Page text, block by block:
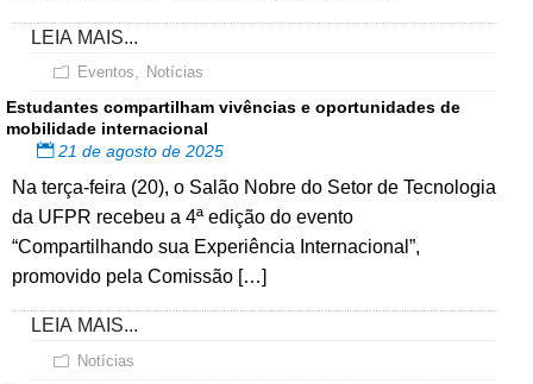
LEIA MAIS...
Eventos, Notícias
Estudantes compartilham vivências e oportunidades de
mobilidade internacional
21 de agosto de 2025
Na terça-feira (20), o Salão Nobre do Setor de Tecnologia
da UFPR recebeu a 4ª edição do evento
“Compartilhando sua Experiência Internacional”,
promovido pela Comissão […]
LEIA MAIS...
Notícias